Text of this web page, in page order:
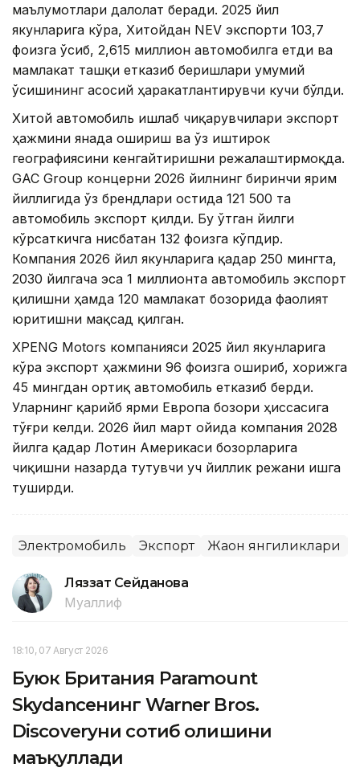
маълумотлари далолат беради. 2025 йил
якунларига кўра, Хитойдан NEV экспорти 103,7
фоизга ўсиб, 2,615 миллион автомобилга етди ва
мамлакат ташқи етказиб беришлари умумий
ўсишининг асосий ҳаракатлантирувчи кучи бўлди.
Хитой автомобиль ишлаб чиқарувчилари экспорт
ҳажмини янада ошириш ва ўз иштирок
географиясини кенгайтиришни режалаштирмоқда.
GAC Group концерни 2026 йилнинг биринчи ярим
йиллигида ўз брендлари остида 121 500 та
автомобиль экспорт қилди. Бу ўтган йилги
кўрсаткичга нисбатан 132 фоизга кўпдир.
Компания 2026 йил якунларига қадар 250 мингта,
2030 йилгача эса 1 миллионта автомобиль экспорт
қилишни ҳамда 120 мамлакат бозорида фаолият
юритишни мақсад қилган.
XPENG Motors компанияси 2025 йил якунларига
кўра экспорт ҳажмини 96 фоизга ошириб, хорижга
45 мингдан ортиқ автомобиль етказиб берди.
Уларнинг қарийб ярми Европа бозори ҳиссасига
тўғри келди. 2026 йил март ойида компания 2028
йилга қадар Лотин Америкаси бозорларига
чиқишни назарда тутувчи уч йиллик режани ишга
туширди.
Электромобиль Экспорт Жаҳон янгиликлари
Ляззат Сейданова
Муаллиф
18:10, 07 Август 2026
Буюк Британия Paramount
Skydanceнинг Warner Bros.
Discoveryни сотиб олишини
маъқуллади